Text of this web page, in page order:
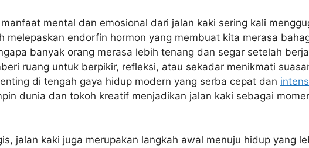
mental dan emosional dari jalan kaki sering kali
melepaskan endorfin hormon yang membuat kita merasa
banyak orang merasa lebih tenang dan segar setelah
ruang untuk berpikir, refleksi, atau sekadar menikmati
di tengah gaya hidup modern yang serba cepat dan intens
dunia dan tokoh kreatif menjadikan jalan kaki sebagai
jalan kaki juga merupakan langkah awal menuju hidup yang